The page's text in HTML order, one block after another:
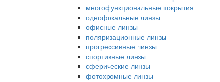
многофункциональные покрытия
однофокальные линзы
офисные линзы
поляризационные линзы
прогрессивные линзы
спортивные линзы
сферические линзы
фотохромные линзы